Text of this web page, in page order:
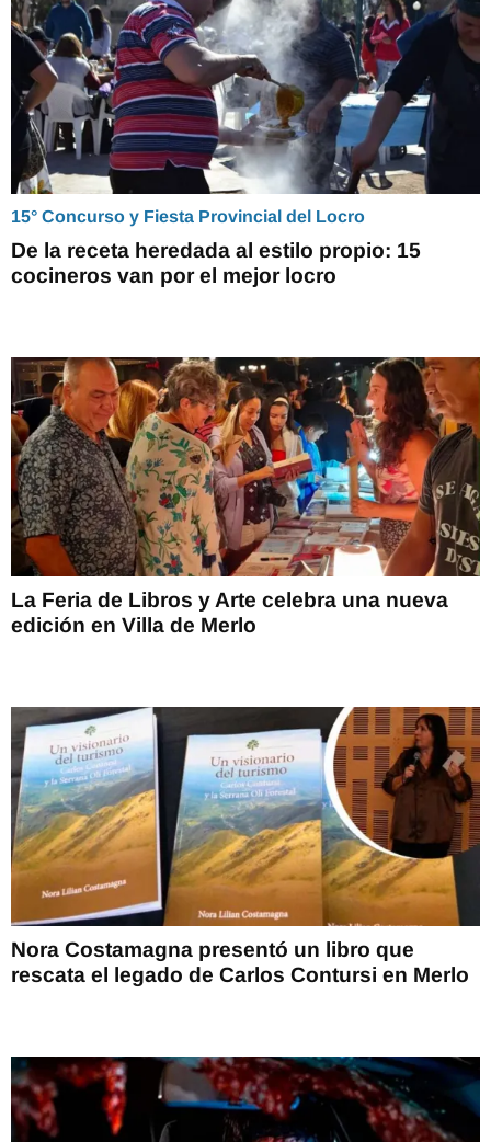
15° Concurso y Fiesta Provincial del Locro
De la receta heredada al estilo propio: 15
cocineros van por el mejor locro
La Feria de Libros y Arte celebra una nueva
edición en Villa de Merlo
Nora Costamagna presentó un libro que
rescata el legado de Carlos Contursi en Merlo